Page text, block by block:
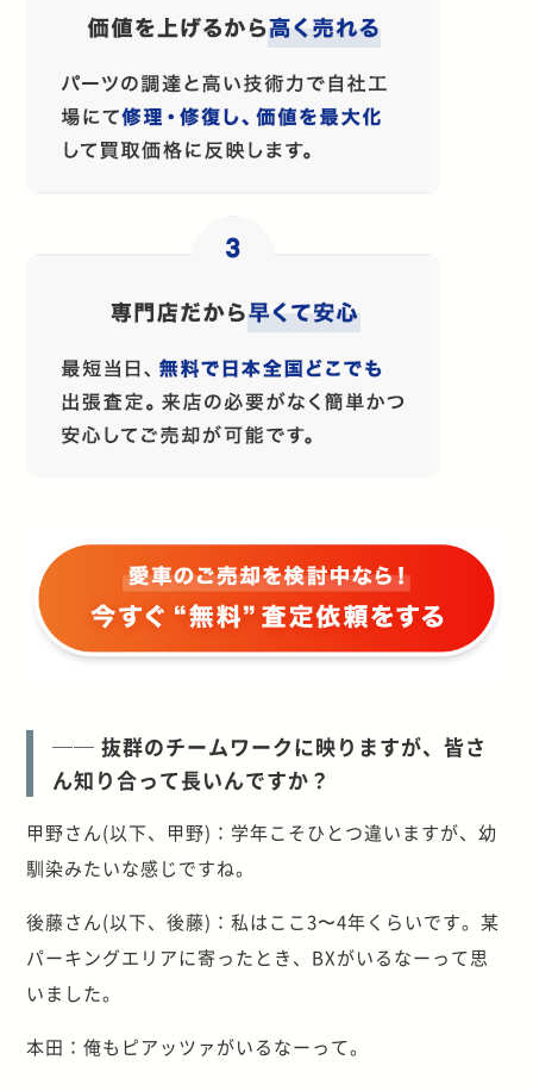
── 抜群のチームワークに映りますが、皆さ
ん知り合って長いんですか？
甲野さん(以下、甲野)：学年こそひとつ違いますが、幼
馴染みたいな感じですね。
後藤さん(以下、後藤)：私はここ3〜4年くらいです。某
パーキングエリアに寄ったとき、BXがいるなーって思
いました。
本田：俺もピアッツァがいるなーって。